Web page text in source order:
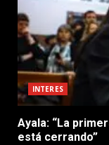
INTERES
Ayala: “La
está cerrando”